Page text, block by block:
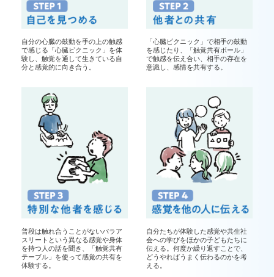
自分の心臓の鼓動を手の上の触感
で感じる「心臓ピクニック」を体
験し、触覚を通して生きている自
分と感覚的に向き合う。
「心臓ピクニック」で相手の鼓動
を感じたり、「触覚共有ボール」
で触感を伝え合い、相手の存在を
意識し、感情を共有する。
普段は触れ合うことがないパラア
スリートという異なる感覚や身体
を持つ人の話を聞き、「触覚共有
テーブル」を使って感覚の共有を
体験する。
自分たちが体験した感覚や共生社
会への学びをほかの子どもたちに
伝える。何度か繰り返すことで、
どうやればうまく伝わるのかを考
える。